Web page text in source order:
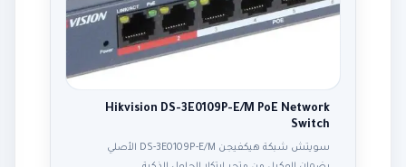
Hikvision DS-3E0109P-E/M PoE Network
Switch
سويتش شبكة هيكفيجن DS-3E0109P-E/M الأصلي